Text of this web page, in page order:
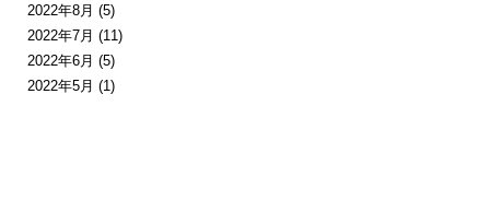
2022年8月 (5)
2022年7月 (11)
2022年6月 (5)
2022年5月 (1)